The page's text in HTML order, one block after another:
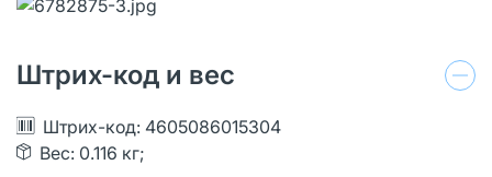
Штрих-код и вес
Штрих-код: 4605086015304
Вес: 0.116 кг;